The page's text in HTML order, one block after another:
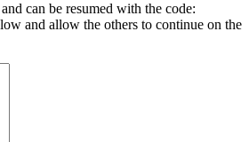
can be resumed with the code:
and allow the others to continue on the